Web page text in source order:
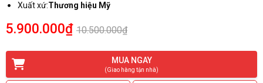
Xuất xứ:Thương hiệu Mỹ
5.900.000₫ 10.500.000₫
MUA NGAY
(Giao hàng tận nhà)